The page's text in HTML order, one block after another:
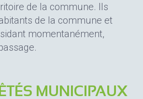
de la commune. Ils
de la commune et
momentanément,
MUNICIPAUX